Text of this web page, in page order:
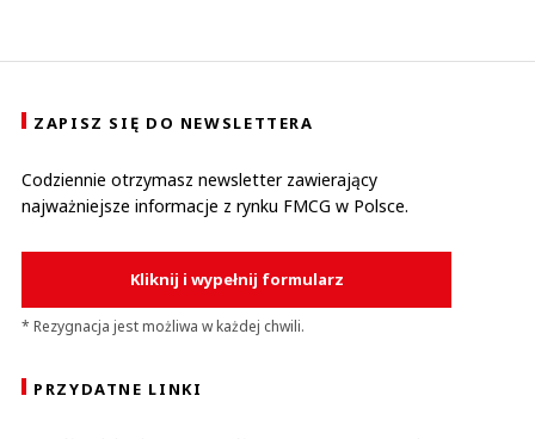
ZAPISZ SIĘ DO NEWSLETTERA
Codziennie otrzymasz newsletter zawierający
najważniejsze informacje z rynku FMCG w Polsce.
Kliknij i wypełnij formularz
* Rezygnacja jest możliwa w każdej chwili.
PRZYDATNE LINKI